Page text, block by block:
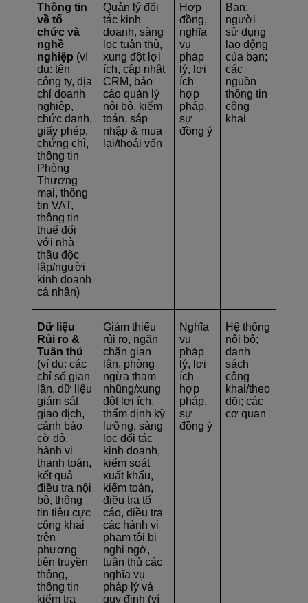
Thông tin
về tổ
chức và
nghề
nghiệp (ví
dụ: tên
công ty, địa
chỉ doanh
nghiệp,
chức danh,
giấy phép,
chứng chỉ,
thông tin
Phòng
Thương
mại, thông
tin VAT,
thông tin
thuế đối
với nhà
thầu độc
lập/người
kinh doanh
cá nhân)
Quản lý đối
tác kinh
doanh, sàng
lọc tuân thủ,
xung đột lợi
ích, cập nhật
CRM, báo
cáo quản lý
nội bộ, kiểm
toán, sáp
nhập & mua
lại/thoái vốn
Hợp
đồng,
nghĩa
vụ
pháp
lý, lợi
ích
hợp
pháp,
sự
đồng ý
Bạn;
người
sử dụng
lao động
của bạn;
các
nguồn
thông tin
công
khai
Dữ liệu
Rủi ro &
Tuân thủ
(ví dụ: các
chỉ số gian
lận, dữ liệu
giám sát
giao dịch,
cảnh báo
cờ đỏ,
hành vi
thanh toán,
kết quả
điều tra nội
bộ, thông
tin tiêu cực
công khai
trên
phương
tiện truyền
thông,
thông tin
kiểm tra
Giảm thiểu
rủi ro, ngăn
chặn gian
lận, phòng
ngừa tham
nhũng/xung
đột lợi ích,
thẩm định kỹ
lưỡng, sàng
lọc đối tác
kinh doanh,
kiểm soát
xuất khẩu,
kiểm toán,
điều tra tố
cáo, điều tra
các hành vi
phạm tội bị
nghi ngờ,
tuân thủ các
nghĩa vụ
pháp lý và
quy định (ví
Nghĩa
vụ
pháp
lý, lợi
ích
hợp
pháp,
sự
đồng ý
Hệ thống
nội bộ;
danh
sách
công
khai/theo
dõi; các
cơ quan